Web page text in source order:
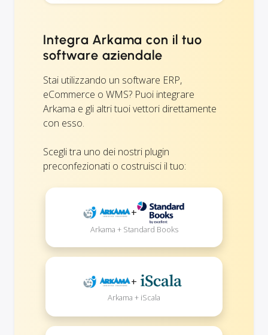
Integra Arkama con il tuo
software aziendale
Stai utilizzando un software ERP,
eCommerce o WMS? Puoi integrare
Arkama e gli altri tuoi vettori direttamente
con esso.
Scegli tra uno dei nostri plugin
preconfezionati o costruisci il tuo:
+
Arkama + Standard Books
+
Arkama + iScala